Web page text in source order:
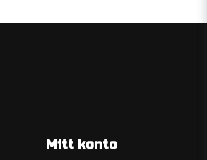
Mitt konto